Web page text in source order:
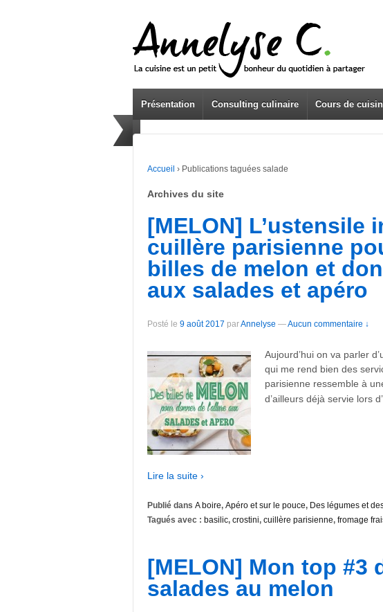
Présentation Consulting culinaire Cours de
Accueil › Publications taguées salade
Archives du site
[MELON] L’ustensile
cuillère parisienne
billes de melon et
aux salades et apéro
Posté le 9 août 2017 parAnnelyse —Aucun commentaire ↓
Aujourd’hui on va parler
qui me rend bien des
parisienne ressemble à
d’ailleurs déjà servie lors
Lire la suite ›
Publié dans A boire, Apéro et sur le pouce, Des légumes et
Tagués avec : basilic, crostini, cuillère parisienne, fromage
[MELON] Mon top #3
salades au melon